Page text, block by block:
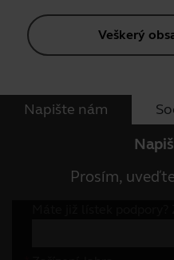
Veškerý
Napište nám
Prosím,